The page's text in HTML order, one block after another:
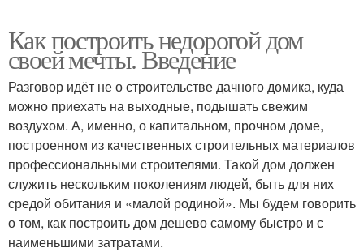
Как построить недорогой дом
своей мечты. Введение
Разговор идёт не о строительстве дачного домика, куда
можно приехать на выходные, подышать свежим
воздухом. А, именно, о капитальном, прочном доме,
построенном из качественных строительных материалов
профессиональными строителями. Такой дом должен
служить нескольким поколениям людей, быть для них
средой обитания и «малой родиной». Мы будем говорить
о том, как построить дом дешево самому быстро и с
наименьшими затратами.